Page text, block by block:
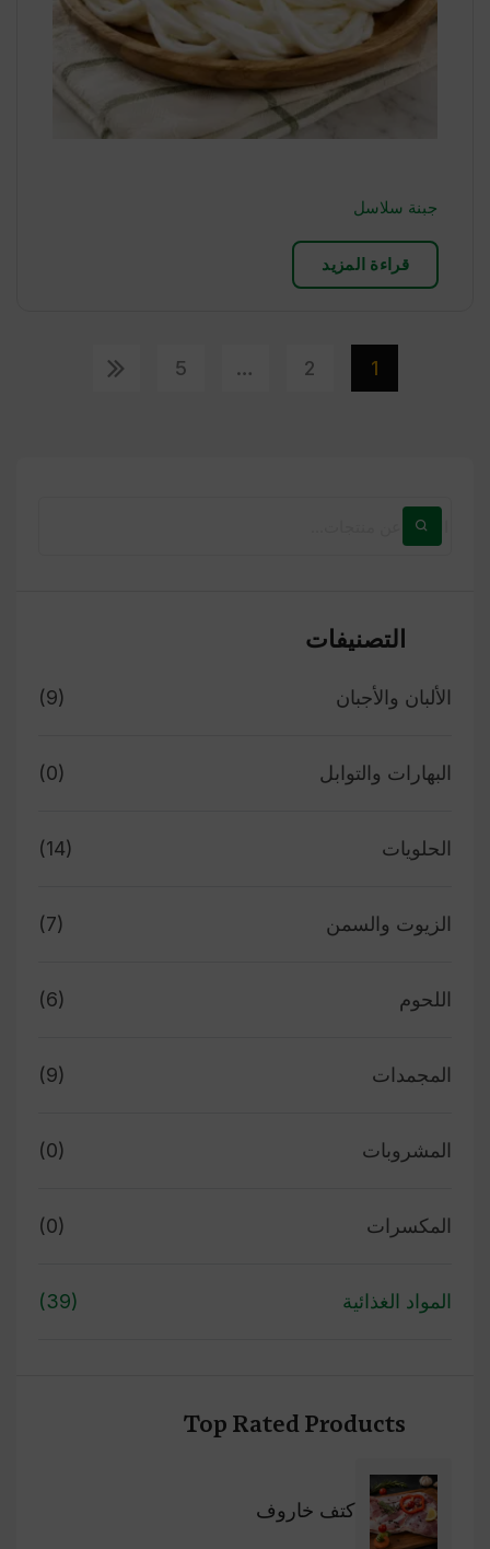
جبنة سلاسل
قراءة المزيد
1
2
…
5
التصنيفات
الألبان والأجبان (9)
البهارات والتوابل (0)
الحلويات (14)
الزيوت والسمن (7)
اللحوم (6)
المجمدات (9)
المشروبات (0)
المكسرات (0)
المواد الغذائية (39)
Top Rated Products
كتف خاروف